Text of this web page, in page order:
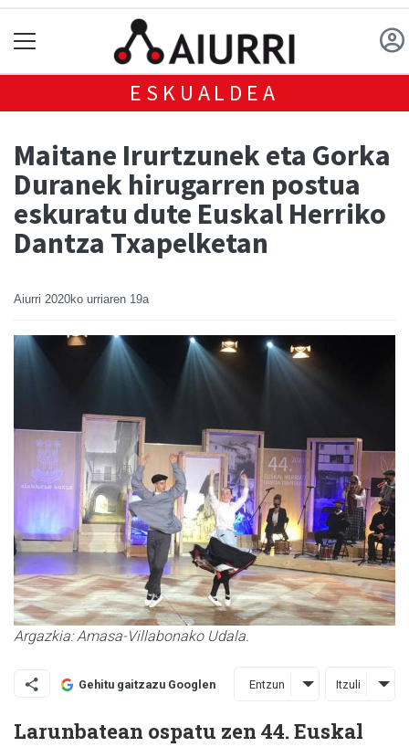
ESKUALDEA
Maitane Irurtzunek eta Gorka
Duranek hirugarren postua
eskuratu dute Euskal Herriko
Dantza Txapelketan
Aiurri 2020ko urriaren 19a
Argazkia: Amasa-Villabonako Udala.
Gehitu gaitzazu Googlen Entzun Itzuli
Larunbatean ospatu zen 44. Euskal